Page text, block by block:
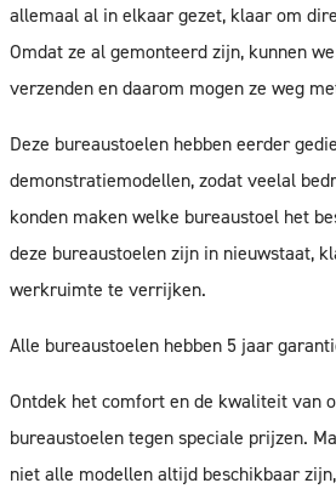
allemaal al in elkaar gezet, klaar om
Omdat ze al gemonteerd zijn, kunnen
verzenden en daarom mogen ze weg
Deze bureaustoelen hebben eerder
demonstratiemodellen, zodat veelal
konden maken welke bureaustoel het
deze bureaustoelen zijn in nieuwstaat,
werkruimte te verrijken.
Alle bureaustoelen hebben 5 jaar
Ontdek het comfort en de kwaliteit van
bureaustoelen tegen speciale prijzen.
niet alle modellen altijd beschikbaar